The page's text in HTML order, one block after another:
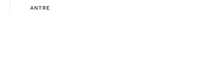
ANTREPRENORIAT